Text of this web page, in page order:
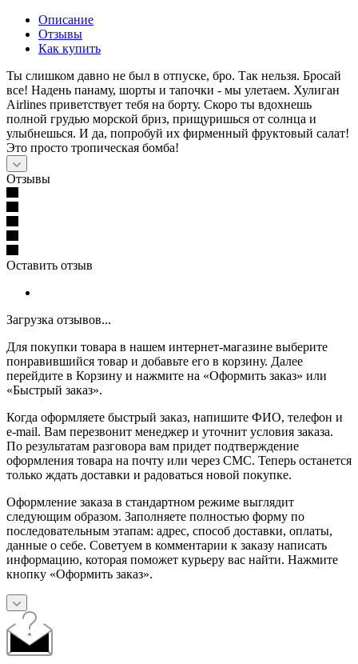
Описание
Отзывы
Как купить
Ты слишком давно не был в отпуске, бро. Так нельзя. Бросай
все! Надень панаму, шорты и тапочки - мы улетаем. Хулиган
Airlines приветствует тебя на борту. Скоро ты вдохнешь
полной грудью морской бриз, прищуришься от солнца и
улыбнешься. И да, попробуй их фирменный фруктовый салат!
Это просто тропическая бомба!
Отзывы
Оставить отзыв
Загрузка отзывов...
Для покупки товара в нашем интернет-магазине выберите
понравившийся товар и добавьте его в корзину. Далее
перейдите в Корзину и нажмите на «Оформить заказ» или
«Быстрый заказ».
Когда оформляете быстрый заказ, напишите ФИО, телефон и
e-mail. Вам перезвонит менеджер и уточнит условия заказа.
По результатам разговора вам придет подтверждение
оформления товара на почту или через СМС. Теперь останется
только ждать доставки и радоваться новой покупке.
Оформление заказа в стандартном режиме выглядит
следующим образом. Заполняете полностью форму по
последовательным этапам: адрес, способ доставки, оплаты,
данные о себе. Советуем в комментарии к заказу написать
информацию, которая поможет курьеру вас найти. Нажмите
кнопку «Оформить заказ».